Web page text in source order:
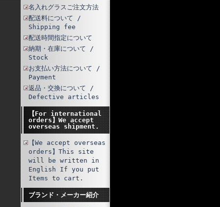
名入れグラスご注文方法
配送料について /
Shipping fee
配送時間指定について
納期・在庫について /
Stock
お支払い方法について /
Payment
返品・交換について /
Defective articles
【For international
orders】We accept
overseas shipment.
【We accept overseas
orders】This site
will be written in
English If you put
Items to cart.
ブランド・メーカー紹介